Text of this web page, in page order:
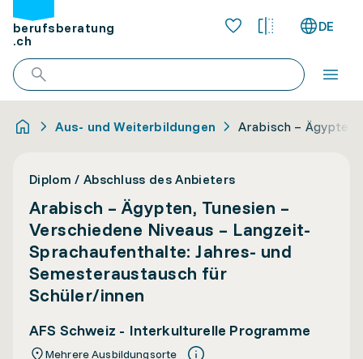
berufsberatung
.ch
DE
Aus- und Weiterbildungen Arabisch – Ägypten,
Diplom / Abschluss des Anbieters
Arabisch – Ägypten, Tunesien –
Verschiedene Niveaus – Langzeit-
Sprachaufenthalte: Jahres- und
Semesteraustausch für
Schüler/innen
AFS Schweiz - Interkulturelle Programme
Mehrere Ausbildungsorte